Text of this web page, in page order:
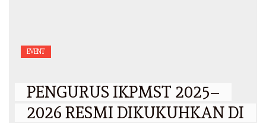
EVENT
PENGURUS IKPMST 2025–
2026 RESMI DIKUKUHKAN DI